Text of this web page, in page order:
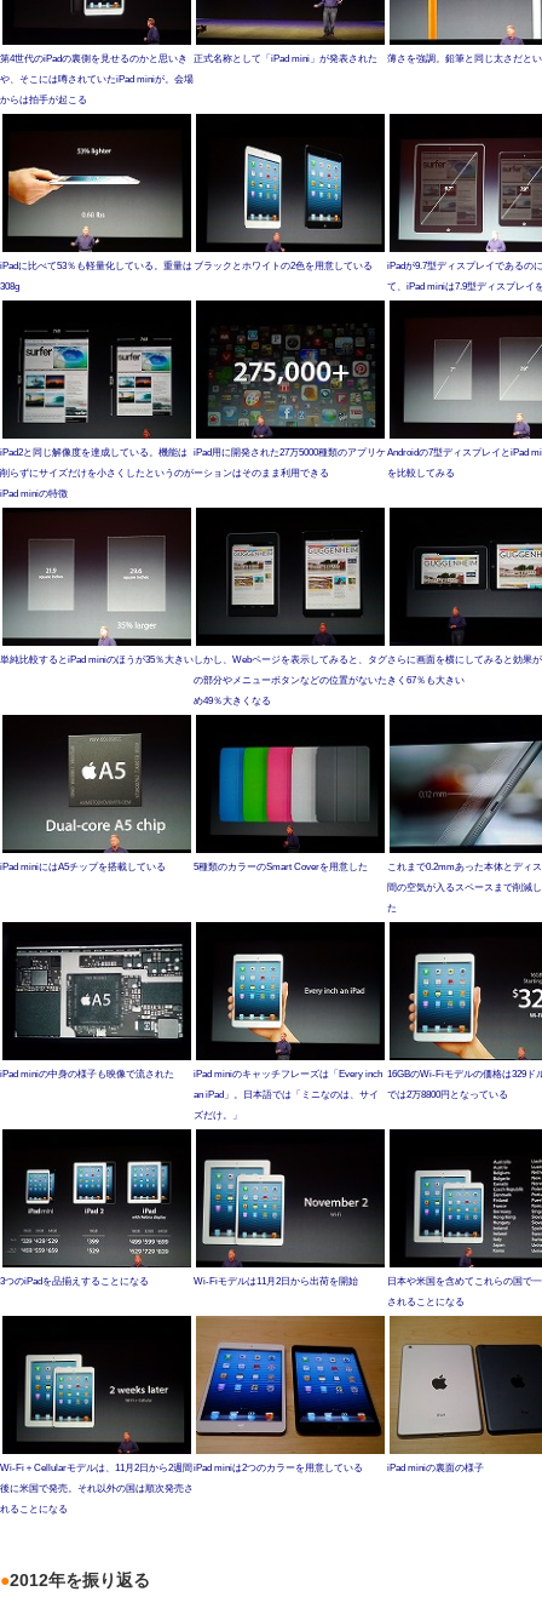
第4世代のiPadの裏側を見せるのかと思いき
や、そこには噂されていたiPad miniが。会場
からは拍手が起こる
正式名称として「iPad mini」が発表された 薄さを強調。鉛筆と同じ太さだと
iPadに比べて53％も軽量化している。重量は
308g
ブラックとホワイトの2色を用意している
iPadが9.7型ディスプレイであるの
て、iPad miniは7.9型ディスプレイ
iPad2と同じ解像度を達成している。機能は
削らずにサイズだけを小さくしたというのが
iPad miniの特徴
iPad用に開発された27万5000種類のアプリケ
ーションはそのまま利用できる
Androidの7型ディスプレイとiPad
を比較してみる
単純比較するとiPad miniのほうが35％大きいしかし、Webページを表示してみると、タグ
の部分やメニューボタンなどの位置がないた
め49％大きくなる
さらに画面を横にしてみると効果
きく67％も大きい
iPad miniにはA5チップを搭載している 5種類のカラーのSmart Coverを用意した
これまで0.2mmあった本体とディ
間の空気が入るスペースまで削減
た
iPad miniの中身の様子も映像で流された
iPad miniのキャッチフレーズは「Every inch
an iPad」。日本語では「ミニなのは、サイ
ズだけ。」
16GBのWi-Fiモデルの価格は329ド
では2万8800円となっている
3つのiPadを品揃えすることになる Wi-Fiモデルは11月2日から出荷を開始
日本や米国を含めてこれらの国で
されることになる
Wi-Fi＋Cellularモデルは、11月2日から2週間
後に米国で発売。それ以外の国は順次発売さ
れることになる
iPad miniは2つのカラーを用意している iPad miniの裏面の様子
●2012年を振り返る